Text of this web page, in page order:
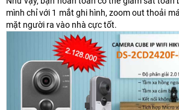
mình chỉ với 1 mắt ghi hình, zoom out thoải
mặt người ra vào nhà cực tốt.